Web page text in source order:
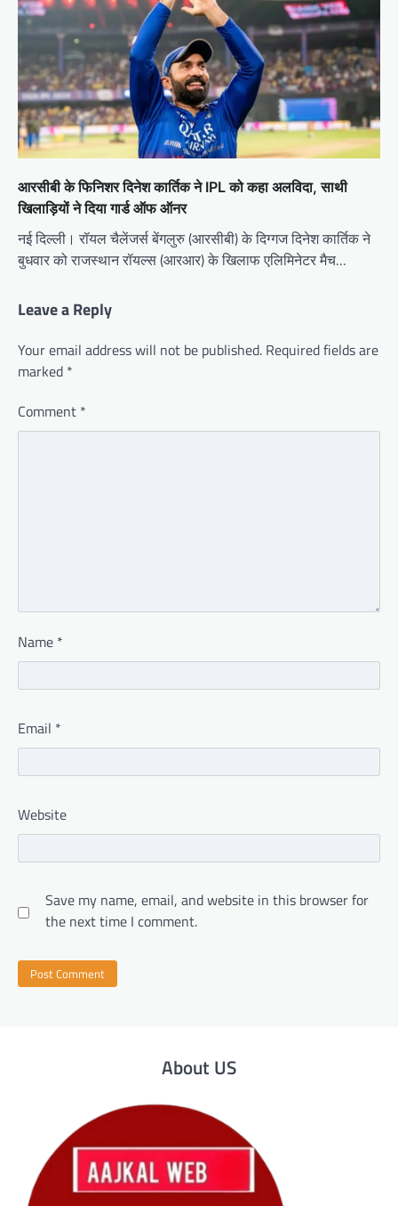
आरसीबी के फिनिशर दिनेश कार्तिक ने IPL को कहा अलविदा, साथी
खिलाड़ियों ने दिया गार्ड ऑफ ऑनर
नई दिल्ली। रॉयल चैलेंजर्स बेंगलुरु (आरसीबी) के दिग्गज दिनेश कार्तिक ने
बुधवार को राजस्थान रॉयल्स (आरआर) के खिलाफ एलिमिनेटर मैच…
Leave a Reply
Your email address will not be published. Required fields are
marked *
Comment *
Name *
Email *
Website
Save my name, email, and website in this browser for
the next time I comment.
About US